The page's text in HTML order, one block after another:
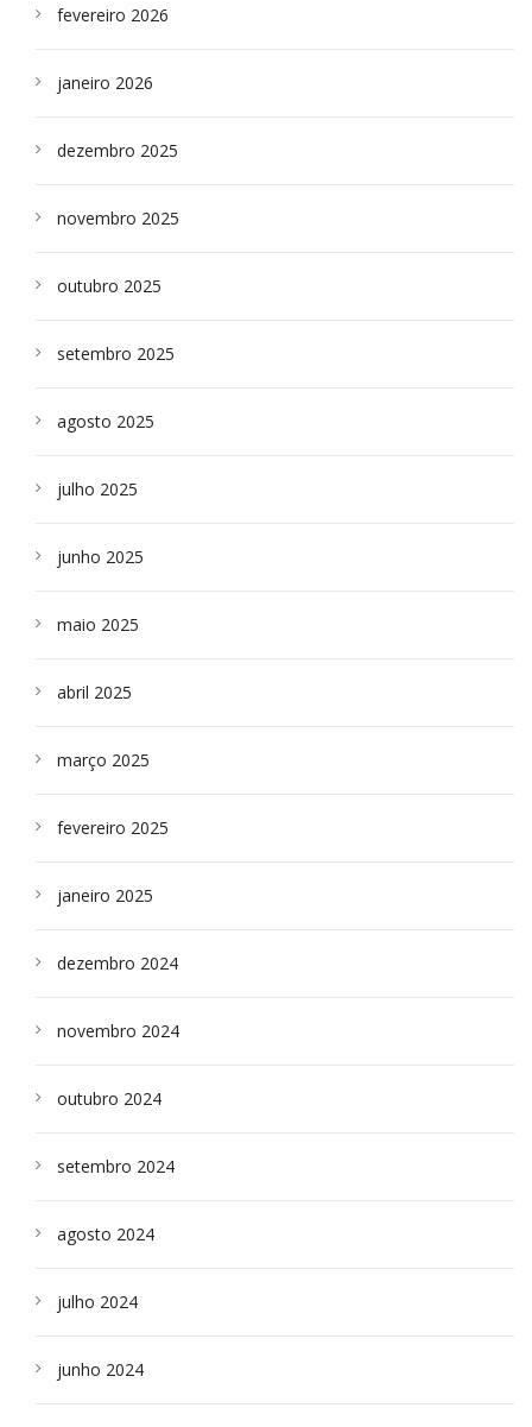
fevereiro 2026
janeiro 2026
dezembro 2025
novembro 2025
outubro 2025
setembro 2025
agosto 2025
julho 2025
junho 2025
maio 2025
abril 2025
março 2025
fevereiro 2025
janeiro 2025
dezembro 2024
novembro 2024
outubro 2024
setembro 2024
agosto 2024
julho 2024
junho 2024